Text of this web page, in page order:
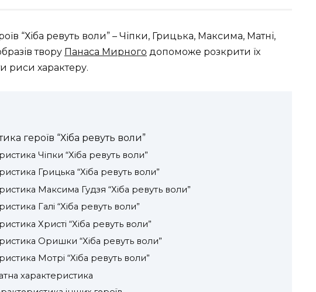
“Хіба ревуть воли” – Чіпки, Грицька, Максима, Матні,
твору Панаса Мирного допоможе розкрити їх
риси характеру.
героїв “Хіба ревуть воли”
Чіпки “Хіба ревуть воли”
Грицька “Хіба ревуть воли”
Максима Гудзя “Хіба ревуть воли”
Галі “Хіба ревуть воли”
Христі “Хіба ревуть воли”
Оришки “Хіба ревуть воли”
Мотрі “Хіба ревуть воли”
характеристика